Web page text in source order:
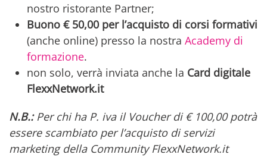
nostro ristorante Partner;
Buono € 50,00 per l’acquisto di corsi formativi
(anche online) presso la nostra Academy di
formazione.
non solo, verrà inviata anche la Card digitale
FlexxNetwork.it
N.B.:Per chi ha P. iva il Voucher di € 100,00 potrà
essere scambiato per l’acquisto di servizi
marketing della Community FlexxNetwork.it